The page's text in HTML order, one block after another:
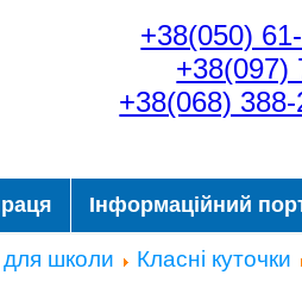
+38(050)
+38(097)
+38(068)
Інформаційний
школи Класні куточки